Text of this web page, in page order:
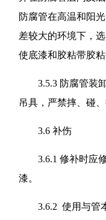
防腐管在高温和阳
差较大的环境下，
使底漆和胶粘带胶粘
3.5.3 防腐管装卸
吊具，严禁摔、碰
3.6 补伤
3.6.1 修补时应修
漆。
3.6.2 使用与管本